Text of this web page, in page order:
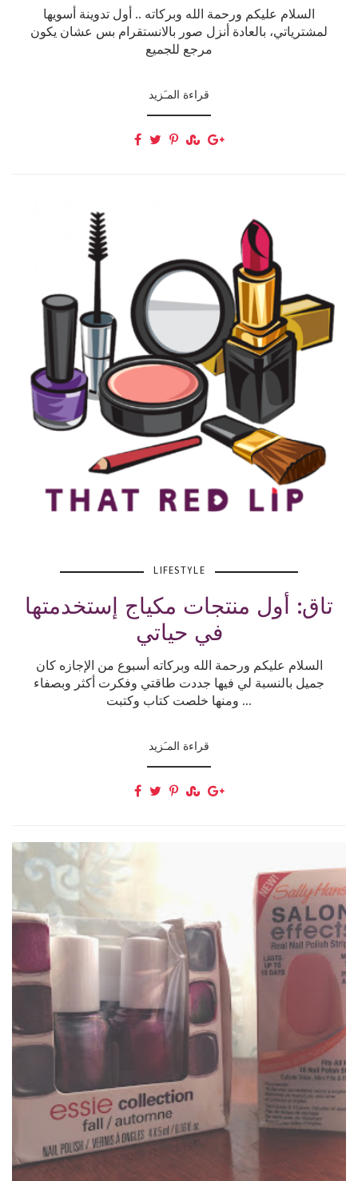
السلام عليكم ورحمة الله وبركاته .. أول تدوينة أسويها
لمشترياتي، بالعادة أنزل صور بالانستقرام بس عشان يكون
مرجع للجميع
قراءة المـَزيد
LIFESTYLE
تاق: أول منتجات مكياج إستخدمتها
في حياتي
السلام عليكم ورحمة الله وبركاته أسبوع من الإجازه كان
جميل بالنسبة لي فيها جددت طاقتي وفكرت أكثر وبصفاء
ومنها خلصت كتاب وكتبت ...
قراءة المـَزيد